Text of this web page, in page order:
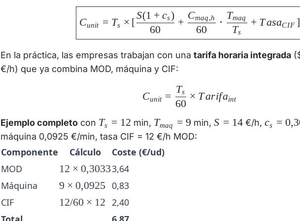
\boxed{C_{unit} = T_s
Cunit = Ts × [
60
S(1 + cs)
+
60
Cmaq,h ⋅
Ts
Tmaq + TasaCIF ]
En la práctica, las empresas trabajan con una tarifa horaria integrada
€/h) que ya combina MOD, máquina y CIF:
C_{unit} =
Cunit =
60
Ts × Tarifaint
Ejemplo completo con T_s
=
12
Ts = 12 min, T_{maq}
= 9
Tmaq = 9 min,S
S = 14€/h, c_s =
cs = 0,
máquina 0,0925 €/min, tasa CIF = 12 €/h MOD:
Componente Cálculo
Coste (€/ud)
MOD
12 \times
0{,}3033
12 × 0,30333,64
Máquina
9 \times
0{,}0925
9 × 0,0925
0,83
CIF
12/60
12/60 × 12 2,40